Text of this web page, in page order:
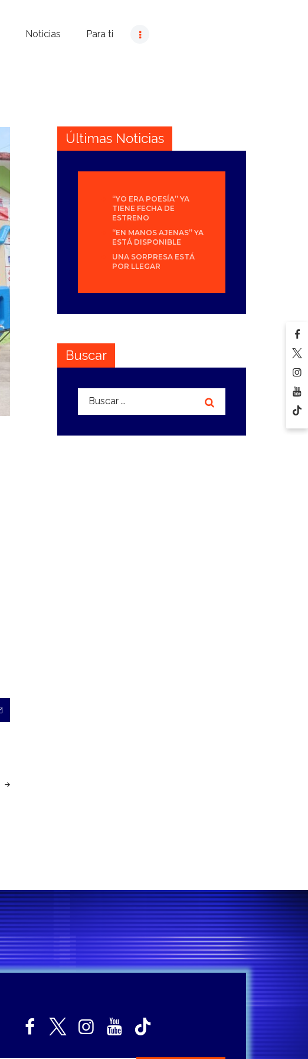
Noticias Para ti
Últimas Noticias
“YO ERA POESÍA” YA
TIENE FECHA DE
ESTRENO
“EN MANOS AJENAS” YA
ESTÁ DISPONIBLE
UNA SORPRESA ESTÁ
POR LLEGAR
Buscar
Buscar: